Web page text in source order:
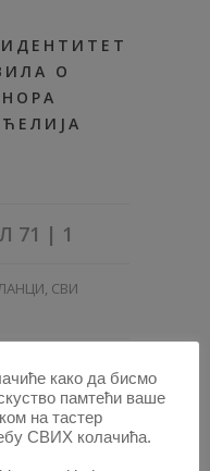
О
71 | 1
, СВИ
како да бисмо
памтећи ваше
на тастер
СВИХ колачића.